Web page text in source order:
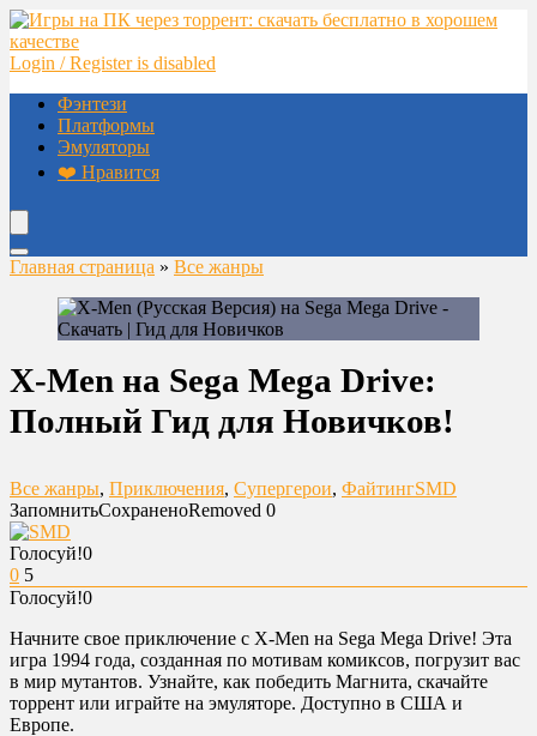
Login / Register is disabled
Фэнтези
Платформы
Эмуляторы
❤️ Нравится
Главная страница » Все жанры
X-Men на Sega Mega Drive:
Полный Гид для Новичков!
Все жанры, Приключения, Супергерои, ФайтингSMD
ЗапомнитьСохраненоRemoved 0
Голосуй!0
0 5
Голосуй!0
Начните свое приключение с X-Men на Sega Mega Drive! Эта
игра 1994 года, созданная по мотивам комиксов, погрузит вас
в мир мутантов. Узнайте, как победить Магнита, скачайте
торрент или играйте на эмуляторе. Доступно в США и
Европе.